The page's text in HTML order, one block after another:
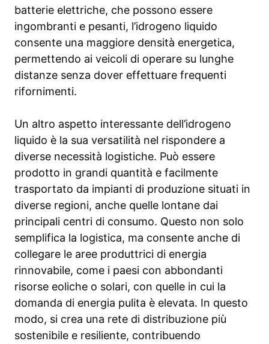
batterie elettriche, che possono essere
ingombranti e pesanti, l’idrogeno liquido
consente una maggiore densità energetica,
permettendo ai veicoli di operare su lunghe
distanze senza dover effettuare frequenti
rifornimenti.
Un altro aspetto interessante dell’idrogeno
liquido è la sua versatilità nel rispondere a
diverse necessità logistiche. Può essere
prodotto in grandi quantità e facilmente
trasportato da impianti di produzione situati in
diverse regioni, anche quelle lontane dai
principali centri di consumo. Questo non solo
semplifica la logistica, ma consente anche di
collegare le aree produttrici di energia
rinnovabile, come i paesi con abbondanti
risorse eoliche o solari, con quelle in cui la
domanda di energia pulita è elevata. In questo
modo, si crea una rete di distribuzione più
sostenibile e resiliente, contribuendo